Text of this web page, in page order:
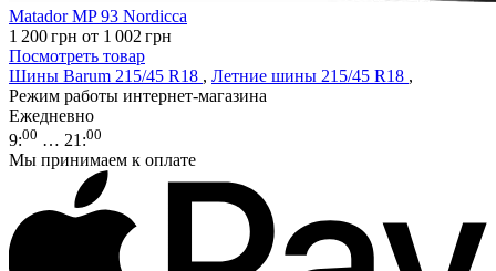
Matador MP 93 Nordicca
1 200грн от 1 002 грн
Посмотреть товар
Шины Barum 215/45 R18 , Летние шины 215/45 R18 ,
Режим работы интернет-магазина
Ежедневно
9:00 … 21:00
Мы принимаем к оплате